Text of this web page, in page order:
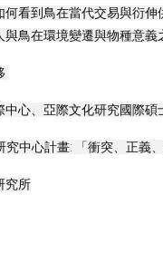
看到鳥在當代交易與衍
鳥在環境變遷與物種意義
心、亞際文化研究國際
中心計畫: 「衝突、正義
究所